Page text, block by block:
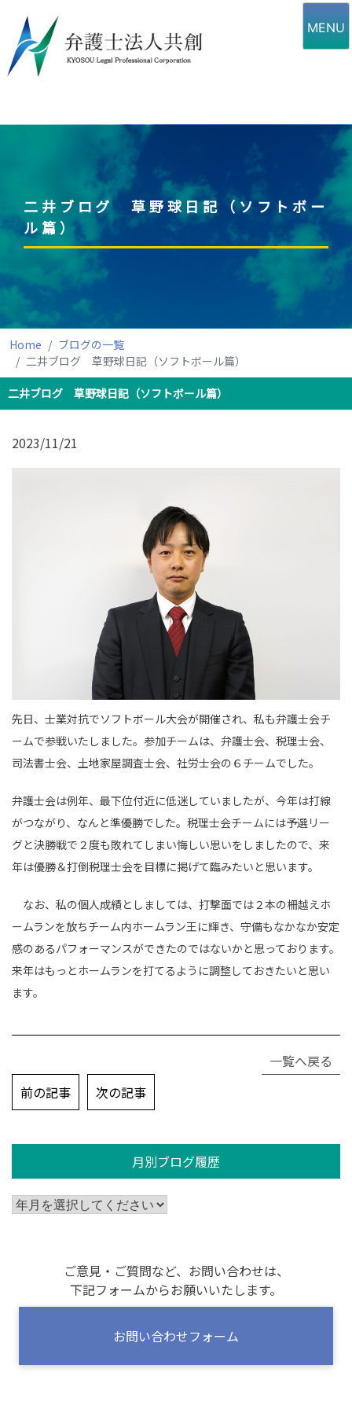
content
MENU
二井ブログ 草野球日記（ソフトボー
ル篇）
Home
ブログの一覧
二井ブログ 草野球日記（ソフトボール篇）
二井ブログ 草野球日記（ソフトボール篇）
2023/11/21
先日、士業対抗でソフトボール大会が開催され、私も弁護士会チ
ームで参戦いたしました。参加チームは、弁護士会、税理士会、
司法書士会、土地家屋調査士会、社労士会の６チームでした。
弁護士会は例年、最下位付近に低迷していましたが、今年は打線
がつながり、なんと準優勝でした。税理士会チームには予選リー
グと決勝戦で２度も敗れてしまい悔しい思いをしましたので、来
年は優勝＆打倒税理士会を目標に掲げて臨みたいと思います。
なお、私の個人成績としましては、打撃面では２本の柵越えホ
ームランを放ちチーム内ホームラン王に輝き、守備もなかなか安定
感のあるパフォーマンスができたのではないかと思っております。
来年はもっとホームランを打てるように調整しておきたいと思い
ます。
投
稿
ビ
シ
前の記事 次の記事
一覧へ戻る
月別ブログ履歴
ご意見・ご質問など、お問い合わせは、
下記フォームからお願いいたします。
お問い合わせフォーム